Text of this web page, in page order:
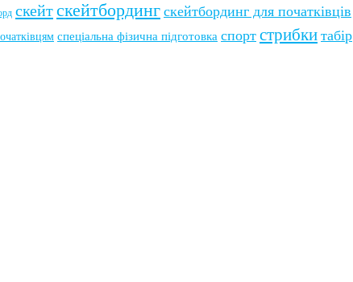
скейтскейтбординг скейтбординг для початківців
спеціальна фізична підготовка спорт стрибки табір